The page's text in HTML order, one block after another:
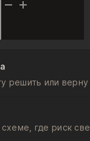
решить или верну
где риск